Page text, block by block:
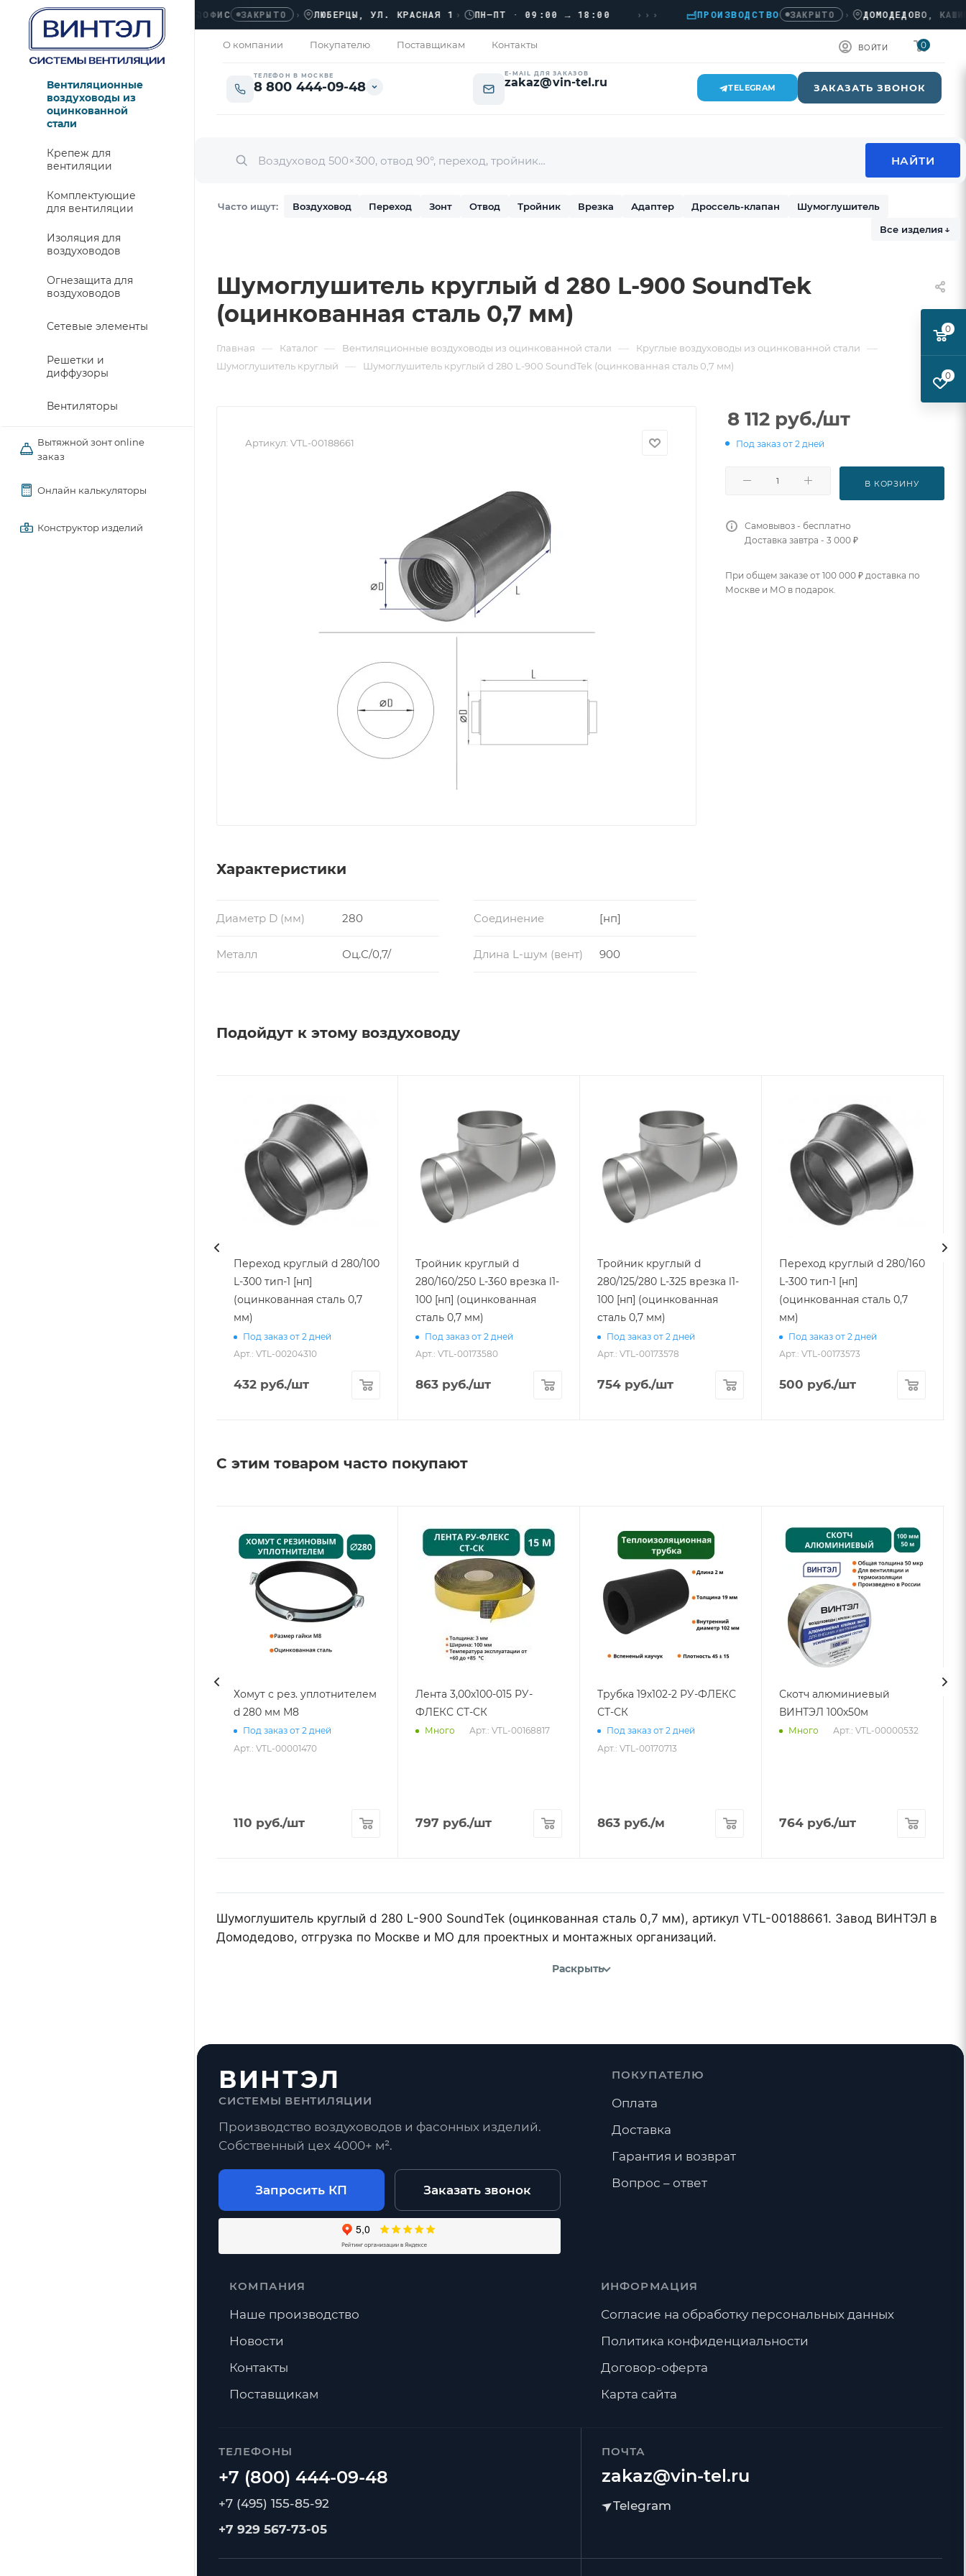
ЗАКРЫТО › ЛЮБЕРЦЫ, УЛ. КРАСНАЯ 1 › ПН–ПТ · 09:00 → 18:00 ››› ПРОИЗВОДСТВО ЗАКРЫТО › ДОМОДЕДОВО,
О компании Покупателю Поставщикам Контакты ВОЙТИ 0
ТЕЛЕФОН В МОСКВЕ
8 800 444-09-48
E-MAIL ДЛЯ ЗАКАЗОВ
zakaz@vin-tel.ru TELEGRAM ЗАКАЗАТЬ ЗВОНОК
Часто ищут: Воздуховод Переход Зонт Отвод Тройник Врезка Адаптер Дроссель-клапан
Шумоглушитель
Все изделия ↓
Вентиляционные
воздуховоды из
оцинкованной
стали
Крепеж для
вентиляции
Комплектующие
для вентиляции
Изоляция для
воздуховодов
Огнезащита для
воздуховодов
Сетевые элементы
Решетки и
диффузоры
Вентиляторы
Вытяжной зонт online
заказ
Онлайн калькуляторы
Конструктор изделий
Шумоглушитель круглый d 280 L-900 SoundTek
(оцинкованная сталь 0,7 мм)
Главная — Каталог — Вентиляционные воздуховоды из оцинкованной стали — Круглые воздуховоды из оцинкованной стали —
Шумоглушитель круглый — Шумоглушитель круглый d 280 L-900 SoundTek (оцинкованная сталь 0,7 мм)
Артикул: VTL-00188661
Характеристики
Диаметр D (мм) 280 Соединение [нп]
Металл Оц.С/0,7/ Длина L-шум (вент) 900
8 112 руб./шт
Под заказ от 2 дней
В КОРЗИНУ
Самовывоз - бесплатно
Доставка завтра - 3 000 ₽
При общем заказе от 100 000 ₽ доставка по
Москве и МО в подарок.
Подойдут к этому воздуховоду
Переход круглый d 280/100
L-300 тип-1 [нп]
(оцинкованная сталь 0,7
мм)
Под заказ от 2 дней
Арт.: VTL-00204310
432 руб./шт
Тройник круглый d
280/160/250 L-360 врезка l1-
100 [нп] (оцинкованная
сталь 0,7 мм)
Под заказ от 2 дней
Арт.: VTL-00173580
863 руб./шт
Тройник круглый d
280/125/280 L-325 врезка l1-
100 [нп] (оцинкованная
сталь 0,7 мм)
Под заказ от 2 дней
Арт.: VTL-00173578
754 руб./шт
Переход круглый d 280/160
L-300 тип-1 [нп]
(оцинкованная сталь 0,7
мм)
Под заказ от 2 дней
Арт.: VTL-00173573
500 руб./шт
С этим товаром часто покупают
Хомут с рез. уплотнителем
d 280 мм М8
Под заказ от 2 дней
Арт.: VTL-00001470
110 руб./шт
Лента 3,00х100-015 РУ-
ФЛЕКС СТ-СК
Много Арт.: VTL-00168817
797 руб./шт
Трубка 19х102-2 РУ-ФЛЕКС
СТ-СК
Под заказ от 2 дней
Арт.: VTL-00170713
863 руб./м
Скотч алюминиевый
ВИНТЭЛ 100х50м
Много Арт.: VTL-00000532
764 руб./шт
Шумоглушитель круглый d 280 L-900 SoundTek (оцинкованная сталь 0,7 мм), артикул VTL-00188661. Завод ВИНТЭЛ в
Домодедово, отгрузка по Москве и МО для проектных и монтажных организаций.
Раскрыть
ВИНТЭЛ
СИСТЕМЫ ВЕНТИЛЯЦИИ
Производство воздуховодов и фасонных изделий.
Собственный цех 4000+ м².
Запросить КП Заказать звонок
ТЕЛЕФОНЫ
+7 (495) 155-85-92
+7 929 567-73-05
ПОЧТА
zakaz@vin-tel.ru
ПОКУПАТЕЛЮ
Оплата
Доставка
Гарантия и возврат
Вопрос – ответ
КОМПАНИЯ
Наше производство
Новости
Контакты
Поставщикам
ИНФОРМАЦИЯ
Согласие на обработку персональных данных
Политика конфиденциальности
Договор-оферта
Карта сайта
0
0